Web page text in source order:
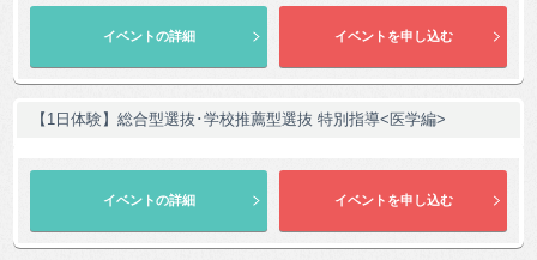
【1日体験】総合型選抜･学校推薦型選抜 特別指導<医学編>